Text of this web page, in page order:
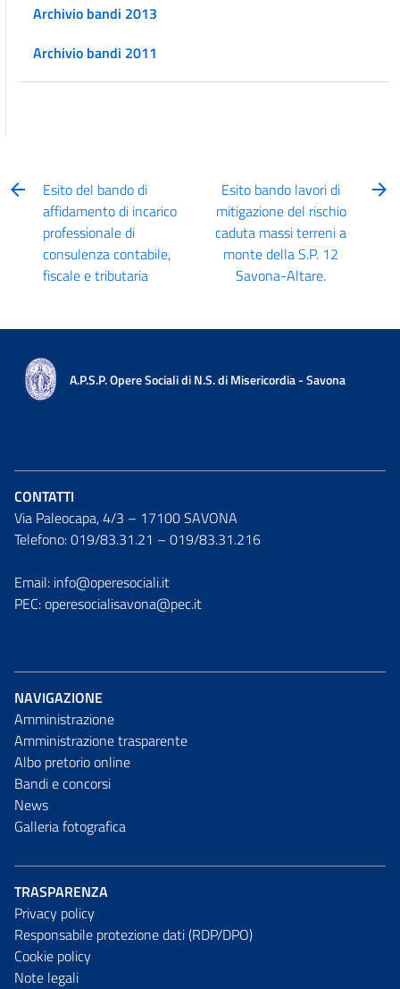
Archivio bandi 2013
Archivio bandi 2011
Esito del bando di
affidamento di incarico
professionale di
consulenza contabile,
fiscale e tributaria
Esito bando lavori di
mitigazione del rischio
caduta massi terreni a
monte della S.P. 12
Savona-Altare.
A.P.S.P. Opere Sociali di N.S. di Misericordia - Savona
CONTATTI
Via Paleocapa, 4/3 – 17100 SAVONA
Telefono: 019/83.31.21 – 019/83.31.216
Email: info@operesociali.it
PEC: operesocialisavona@pec.it
NAVIGAZIONE
Amministrazione
Amministrazione trasparente
Albo pretorio online
Bandi e concorsi
News
Galleria fotografica
TRASPARENZA
Privacy policy
Responsabile protezione dati (RDP/DPO)
Cookie policy
Note legali